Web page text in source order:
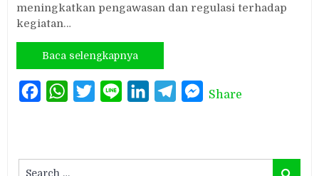
meningkatkan pengawasan dan regulasi terhadap
kegiatan…
Baca selengkapnya
FacebookWhatsAppTwitterLine LinkedInTelegramMessenger
Share
Search